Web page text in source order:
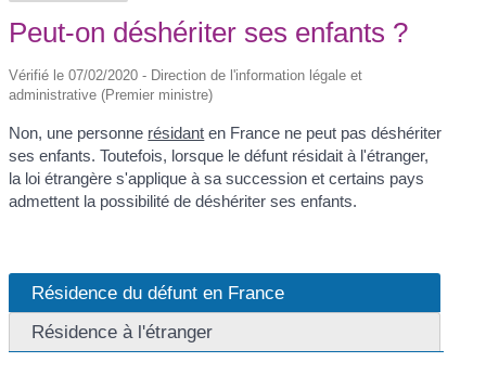
Peut-on déshériter ses enfants ?
Vérifié le 07/02/2020 - Direction de l'information légale et
administrative (Premier ministre)
Non, une personne résidant en France ne peut pas déshériter
ses enfants. Toutefois, lorsque le défunt résidait à l'étranger,
la loi étrangère s'applique à sa succession et certains pays
admettent la possibilité de déshériter ses enfants.
Résidence du défunt en France
Résidence à l'étranger